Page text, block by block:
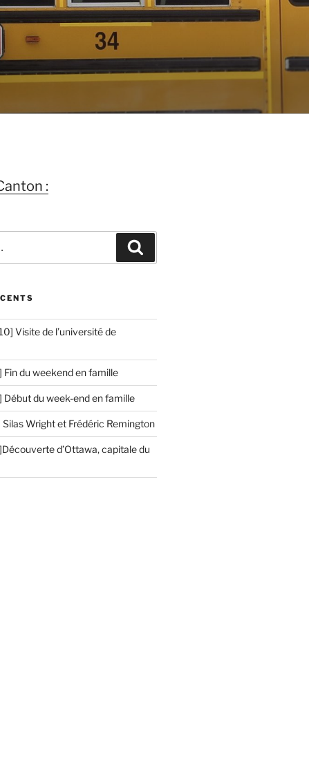
:
Visite de l’université de
Fin du weekend en famille
Début du week-end en famille
Silas Wright et Frédéric Remington
d’Ottawa, capitale du